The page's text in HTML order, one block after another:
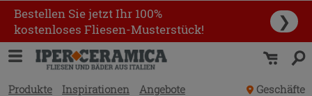
Bestellen Sie jetzt Ihr 100%
kostenloses Fliesen-Musterstück!
❯
Produkte Inspirationen Angebote Geschäfte